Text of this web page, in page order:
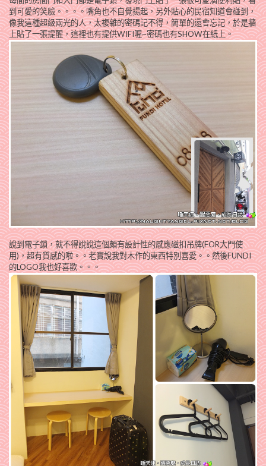
到可愛的笑臉。。。。嘴角也不自覺揚起，另外貼心的民宿知道會碰到，
像我這種超級兩光的人，太複雜的密碼記不得，簡單的還會忘記，於是牆
上貼了一張提醒，這裡也有提供WIFI喔~密碼也有SHOW在紙上。
說到電子鎖，就不得說說這個頗有設計性的感應磁扣吊牌(FOR大門使
用)，超有質感的啦。。老實說我對木作的東西特別喜愛。。然後FUNDI
的LOGO我也好喜歡。。。